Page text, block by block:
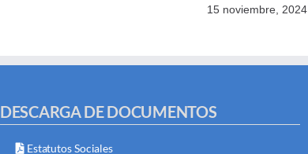
15 noviembre, 2024
DESCARGA DE DOCUMENTOS
Estatutos Sociales